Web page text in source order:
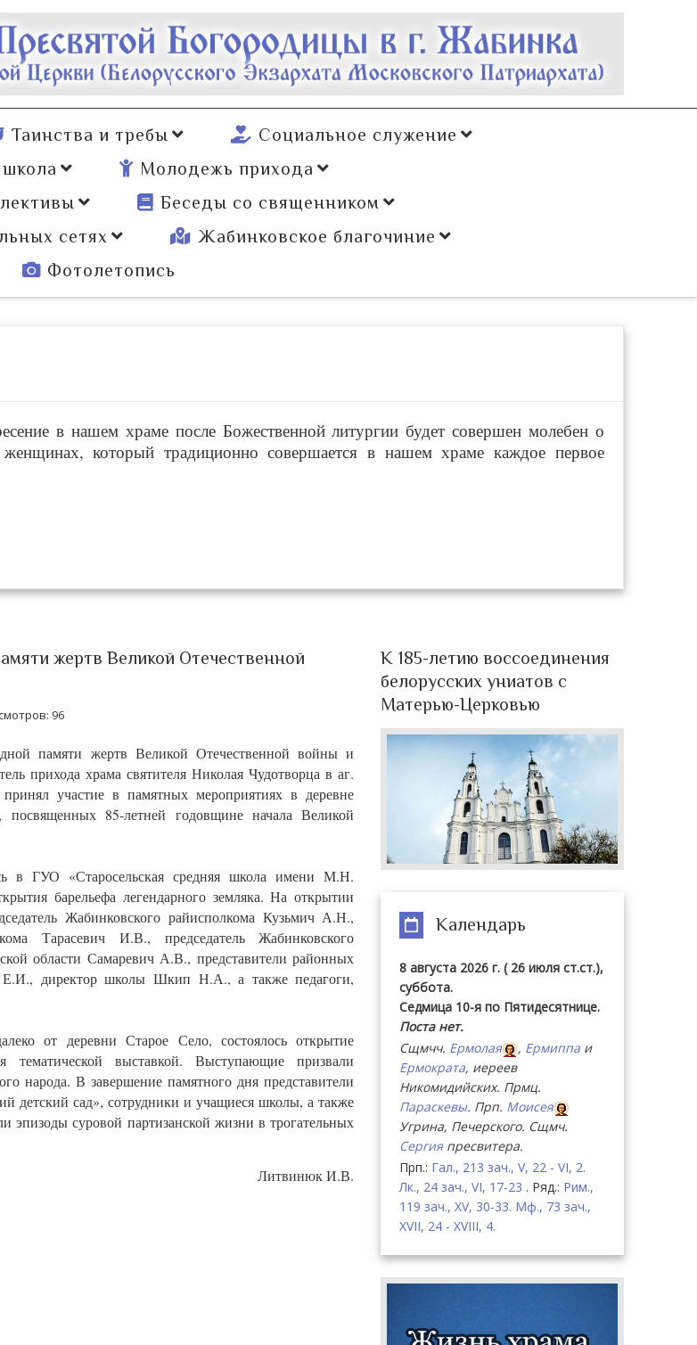
Таинства и требы
Социальное служение
Молодежь прихода
Беседы со священником
сетях
Жабинковское благочиние
Фотолетопись
в нашем храме после Божественной литургии будет совершен молебен о
который традиционно совершается в нашем храме каждое первое
жертв Великой Отечественной
96
памяти жертв Великой Отечественной войны и
прихода храма святителя Николая Чудотворца в аг.
участие в памятных мероприятиях в деревне
85-летней годовщине начала Великой
в ГУО «Старосельская средняя школа имени М.Н.
барельефа легендарного земляка. На открытии
Жабинковского райисполкома Кузьмич А.Н.,
Тарасевич И.В., председатель Жабинковского
области Самаревич А.В., представители районных
Е.И., директор школы Шкип Н.А., а также педагоги,
от деревни Старое Село, состоялось открытие
выставкой. Выступающие призвали
народа. В завершение памятного дня представители
детский сад», сотрудники и учащиеся школы, а также
суровой партизанской жизни в трогательных
Литвинюк И.В.
К 185-летию воссоединения
белорусских униатов с
Матерью-Церковью
Календарь
8 августа 2026 г. ( 26 июля ст.ст.),
суббота.
Седмица 10-я по Пятидесятнице.
Поста нет.
Сщмчч. Ермолая , Ермиппа и
Ермократа, иереев
Никомидийских. Прмц.
Параскевы. Прп. Моисея
Угрина, Печерского. Сщмч.
Сергияпресвитера.
Прп.: Гал., 213 зач., V, 22 - VI, 2.
Лк., 24 зач., VI, 17-23 . Ряд.: Рим.,
119 зач., XV, 30-33. Мф., 73 зач.,
XVII, 24 - XVIII, 4.